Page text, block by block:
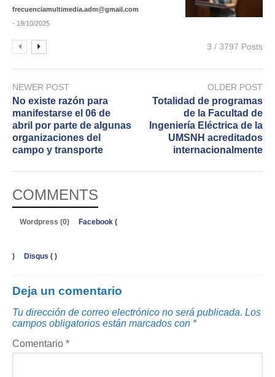
frecuenciamultimedia.adm@gmail.com
- 19/10/2025
3 / 3797 Posts
NEWER POST
No existe razón para
manifestarse el 06 de
abril por parte de algunas
organizaciones del
campo y transporte
OLDER POST
Totalidad de programas
de la Facultad de
Ingeniería Eléctrica de la
UMSNH acreditados
internacionalmente
COMMENTS
Wordpress (0) Facebook (
) Disqus ( )
Deja un comentario
Tu dirección de correo electrónico no será publicada. Los
campos obligatorios están marcados con *
Comentario *